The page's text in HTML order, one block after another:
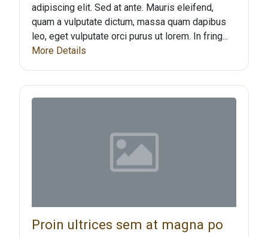
adipiscing elit. Sed at ante. Mauris eleifend,
quam a vulputate dictum, massa quam dapibus
leo, eget vulputate orci purus ut lorem. In fring...
More Details
Proin ultrices sem at magna po